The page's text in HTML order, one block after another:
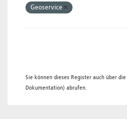
Geoservice
Sie können dieses Register auch über die
Dokumentation) abrufen.